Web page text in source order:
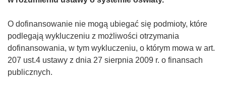
O dofinansowanie nie mogą ubiegać się podmioty, które
podlegają wykluczeniu z możliwości otrzymania
dofinansowania, w tym wykluczeniu, o którym mowa w art.
207 ust.4 ustawy z dnia 27 sierpnia 2009 r. o finansach
publicznych.